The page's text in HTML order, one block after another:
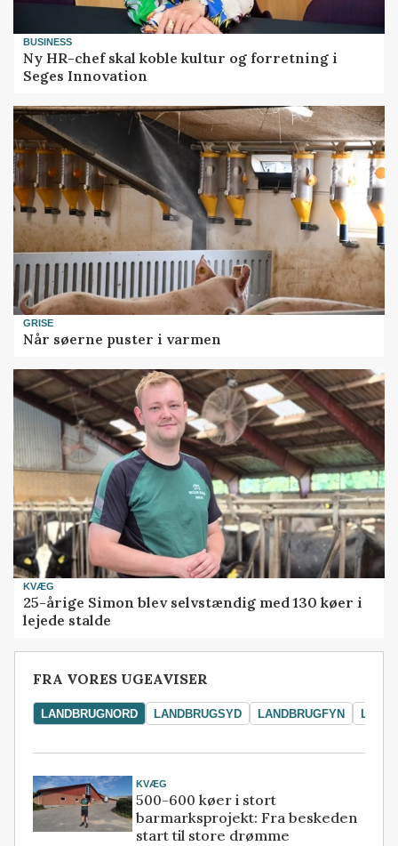
BUSINESS
Ny HR-chef skal koble kultur og forretning i
Seges Innovation
GRISE
Når søerne puster i varmen
KVÆG
25-årige Simon blev selvstændig med 130 køer i
lejede stalde
FRA VORES UGEAVISER
LANDBRUGNORD LANDBRUGSYD LANDBRUGFYN
KVÆG
500-600 køer i stort
barmarksprojekt: Fra beskeden
start til store drømme